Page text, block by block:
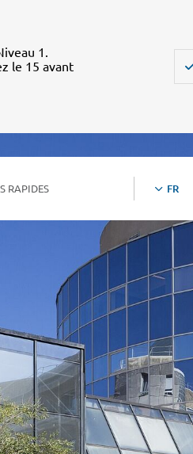
1.
le 15 avant
RAPIDES FR